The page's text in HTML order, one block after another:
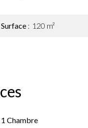
Surface 120 m²
1 Chambre